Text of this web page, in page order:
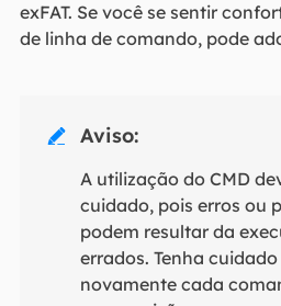
exFAT. Se você se sentir
de linha de comando, pode
 Aviso:
A utilização do CMD
cuidado, pois erros ou
podem resultar da
errados. Tenha
novamente cada